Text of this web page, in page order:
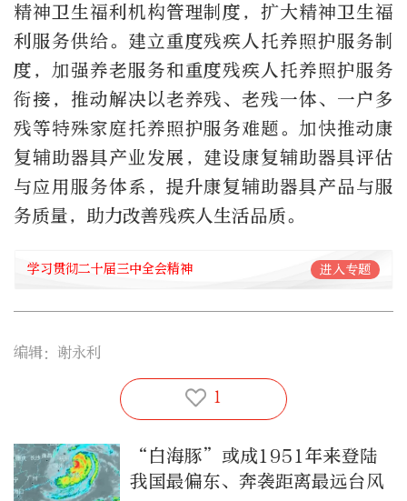
精神卫生福利机构管理制度，扩大精神卫生福
利服务供给。建立重度残疾人托养照护服务制
度，加强养老服务和重度残疾人托养照护服务
衔接，推动解决以老养残、老残一体、一户多
残等特殊家庭托养照护服务难题。加快推动康
复辅助器具产业发展，建设康复辅助器具评估
与应用服务体系，提升康复辅助器具产品与服
务质量，助力改善残疾人生活品质。
学习贯彻二十届三中全会精神 进入专题
编辑：谢永利
1
“白海豚”或成1951年来登陆
我国最偏东、奔袭距离最远台风